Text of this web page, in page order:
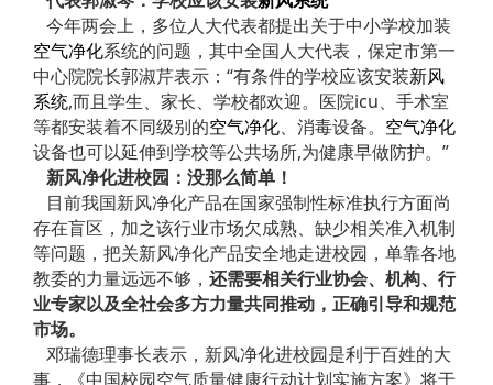
今年两会上，多位人大代表都提出关于中小学校加装
空气净化系统的问题，其中全国人大代表，保定市第一
中心院院长郭淑芹表示：“有条件的学校应该安装新风
系统,而且学生、家长、学校都欢迎。医院icu、手术室
等都安装着不同级别的空气净化、消毒设备。 空气净化
设备也可以延伸到学校等公共场所,为健康早做防护。”
新风净化进校园：没那么简单！
目前我国新风净化产品在国家强制性标准执行方面尚
存在盲区，加之该行业市场欠成熟、缺少相关准入机制
等问题，把关新风净化产品安全地走进校园，单靠各地
教委的力量远远不够， 还需要相关行业协会、机构、行
业专家以及全社会多方力量共同推动，正确引导和规范
市场。
邓瑞德理事长表示，新风净化进校园是利于百姓的大
事，《中国校园空气质量健康行动计划实施方案》将于